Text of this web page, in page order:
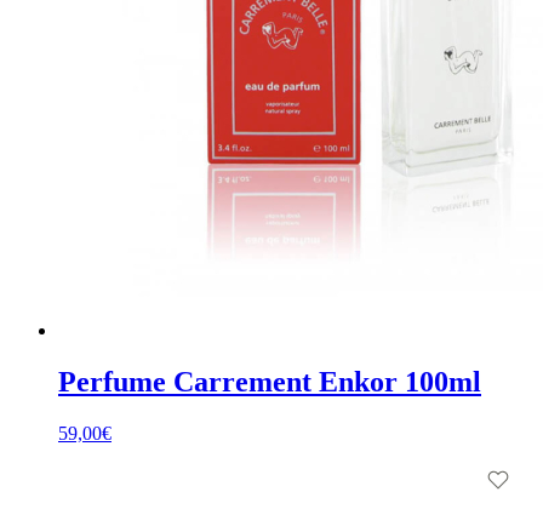
Perfume Carrement Enkor 100ml
59,00€